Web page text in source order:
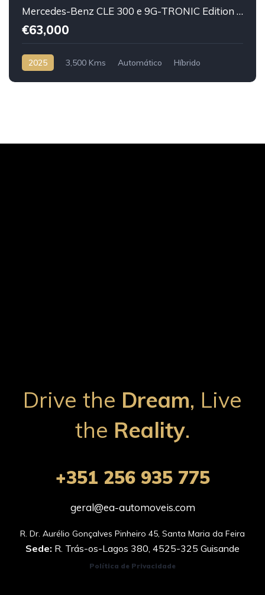
Mercedes-Benz CLE 300 e 9G-TRONIC Edition AMG Line
€63,000
2025 3,500 Kms Automático Híbrido
Drive the Dream, Live
the Reality.
+351 256 935 775
geral@ea-automoveis.com
Sede: R. Trás-os-Lagos 380, 4525-325 Guisande
Política de Privacidade